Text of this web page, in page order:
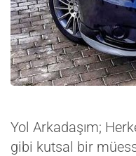
Yol Arkadaşım;
gibi kutsal bir